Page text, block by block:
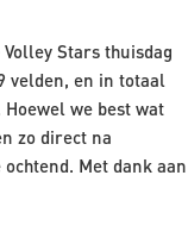
Stars thuisdag
velden, en in totaal
we best wat
zo direct na
Met dank aan